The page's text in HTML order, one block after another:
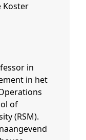
Koster
in
in het
of
(RSM).